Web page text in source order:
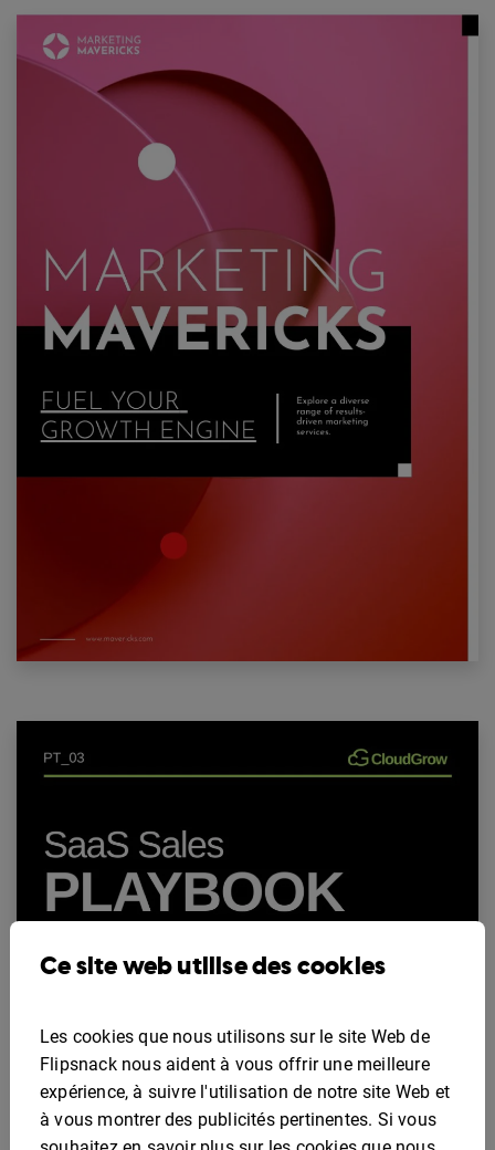
Ce site web utilise des cookies
Les cookies que nous utilisons sur le site Web de
Flipsnack nous aident à vous offrir une meilleure
expérience, à suivre l'utilisation de notre site Web et
à vous montrer des publicités pertinentes. Si vous